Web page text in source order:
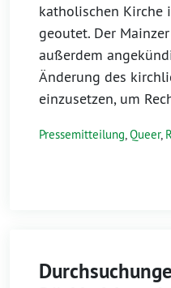
katholischen Kirche
geoutet. Der
außerdem
Änderung des
einzusetzen, um
Pressemitteilung,Queer,